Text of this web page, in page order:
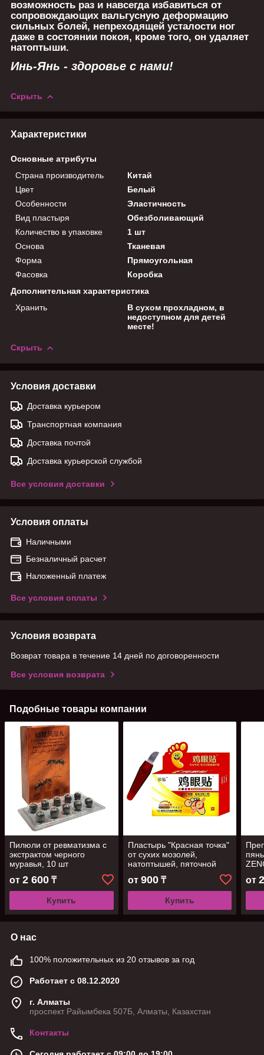
возможность раз и навсегда избавиться от
сопровождающих вальгусную деформацию
сильных болей, непреходящей усталости ног
даже в состоянии покоя, кроме того, он удаляет
натоптыши.
Инь-Янь - здоровье с нами!
Скрыть
Характеристики
Основные атрибуты
Страна производитель
Китай
Цвет
Белый
Особенности
Эластичность
Вид пластыря
Обезболивающий
Количество в упаковке
1 шт
Основа
Тканевая
Форма
Прямоугольная
Фасовка
Коробка
Дополнительная характеристика
Хранить
В сухом прохладном, в
недоступном для детей
месте!
Скрыть
Условия доставки
Доставка курьером
Транспортная компания
Доставка почтой
Доставка курьерской службой
Все условия доставки
Условия оплаты
Наличными
Безналичный расчет
Наложенный платеж
Все условия оплаты
Условия возврата
Возврат товара в течение 14 дней по договоренности
Все условия возврата
Подобные товары компании
Пилюли от ревматизма с
экстрактом черного
муравья, 10 шт
от 2 600 ₸
Купить
Пластырь "Красная точка"
от сухих мозолей,
натоптышей, пяточной
шпоры, 10 шт
от 900₸
Купить
от
О нас
100% положительных из 20 отзывов за год
Работает с 08.12.2020
г. Алматы
проспект Райымбека 507Б, Алматы, Казахстан
Контакты